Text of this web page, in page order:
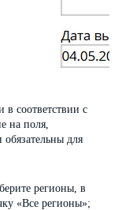
соответствии с
на поля,
для
регионы, в
«Все регионы»;